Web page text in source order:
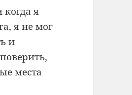
я
я не мог
и
места